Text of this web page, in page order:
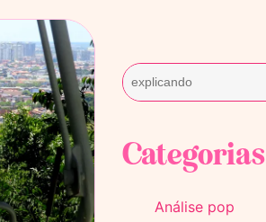
Categorias
Análise pop